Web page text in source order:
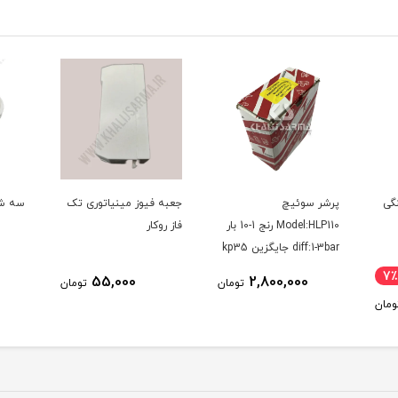
7٪
پرشر سوئیچ
Model:HLP110 رنج 1-10 بار
diff:1-3bar جایگزین kp35
2,800,000 تومان
جعبه فیوز مینیاتوری تک
فاز روکار
55,000 تومان
سه